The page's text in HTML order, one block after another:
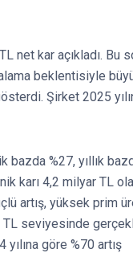
net kar açıkladı. Bu
beklentisiyle
Şirket 2025
bazda %27, yıllık
karı 4,2 milyar TL
artış, yüksek prim
TL seviyesinde
göre %70 artış